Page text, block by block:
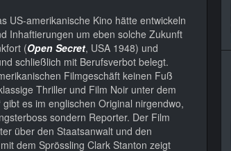
US-amerikanische Kino hätte entwickeln
Inhaftierungen um eben solche Zukunft
(Open Secret, USA 1948) und
schließlich mit Berufsverbot belegt.
Filmgeschäft keinen Fuß
Thriller und Film Noir unter dem
es im englischen Original nirgendwo,
sondern Reporter. Der Film
über den Staatsanwalt und den
dem Sprössling Clark Stanton zeigt